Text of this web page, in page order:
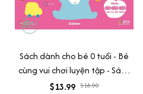
Sách dành cho bé 0 tuổi - Bé
cùng vui chơi luyện tập - Sách
vui chơi tương tác "Bé bước
$13.99 $18.00